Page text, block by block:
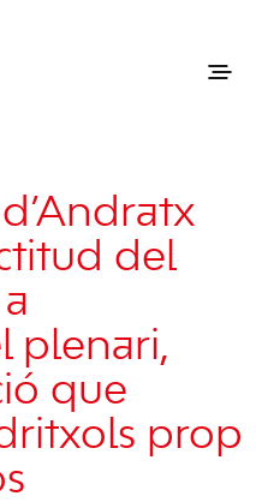
del
plenari,
que
prop